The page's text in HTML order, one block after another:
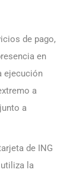
de pago,
en
ejecución
a
a
de ING
la